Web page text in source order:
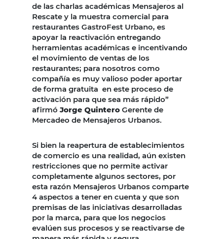
de las charlas académicas Mensajeros al
Rescate y la muestra comercial para
restaurantes GastroFest Urbano, es
apoyar la reactivación entregando
herramientas académicas e incentivando
el movimiento de ventas de los
restaurantes; para nosotros como
compañía es muy valioso poder aportar
de forma gratuita en este proceso de
activación para que sea más rápido”
afirmó Jorge Quintero Gerente de
Mercadeo de Mensajeros Urbanos.
Si bien la reapertura de establecimientos
de comercio es una realidad, aún existen
restricciones que no permite activar
completamente algunos sectores, por
esta razón Mensajeros Urbanos comparte
4 aspectos a tener en cuenta y que son
premisas de las iniciativas desarrolladas
por la marca, para que los negocios
evalúen sus procesos y se reactivarse de